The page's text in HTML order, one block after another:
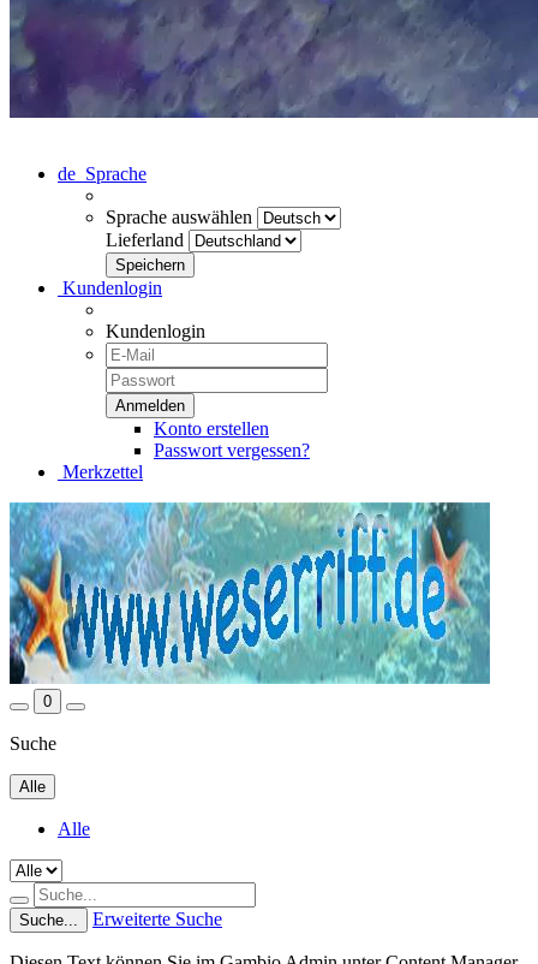
de Sprache
Sprache auswählen
Lieferland
Kundenlogin
Kundenlogin
Konto erstellen
Passwort vergessen?
Merkzettel
0
Suche
Alle
Alle
Suche... Erweiterte Suche